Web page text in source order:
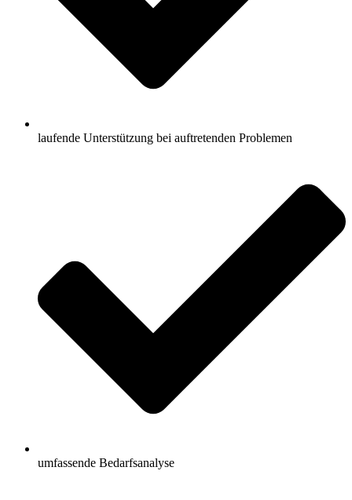
laufende Unterstützung bei auftretenden Problemen
umfassende Bedarfsanalyse